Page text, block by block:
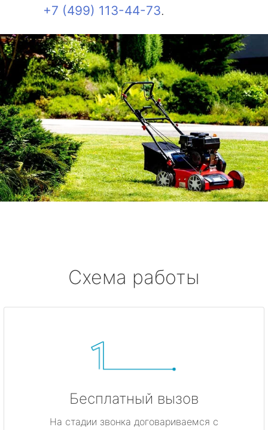
+7 (499) 113-44-73.
Схема работы
Бесплатный вызов
На стадии звонка договариваемся с